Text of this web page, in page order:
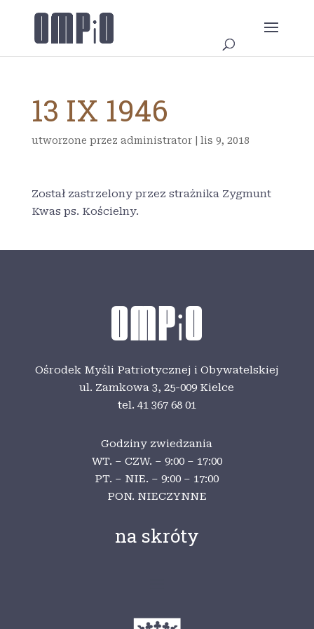
13 IX 1946
utworzone przez administrator| lis 9, 2018
Został zastrzelony przez strażnika Zygmunt
Kwas ps. Kościelny.
Ośrodek Myśli Patriotycznej i Obywatelskiej
ul. Zamkowa 3,25-009 Kielce
tel. 41 367 68 01
Godziny zwiedzania
WT. – CZW. – 9:00 – 17:00
PT. – NIE. – 9:00 – 17:00
PON. NIECZYNNE
na skróty